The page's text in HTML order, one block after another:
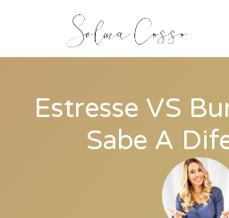
Estresse VS
Sabe A